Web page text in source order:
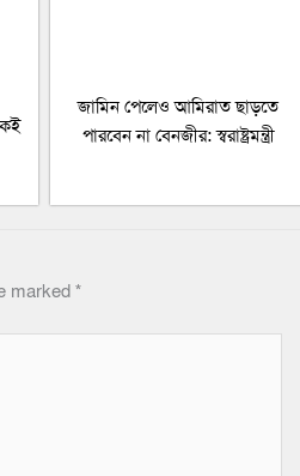
জামিন পেলেও আমিরাত ছাড়তে
পারবেন না বেনজীর: স্বরাষ্ট্রমন্ত্রী
marked *